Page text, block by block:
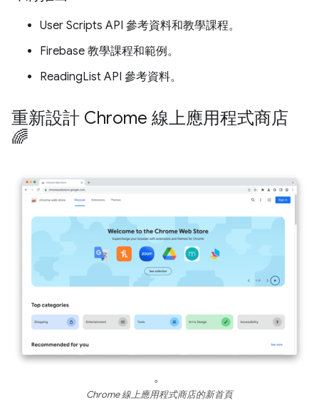
User Scripts API 參考資料和教學課程。
Firebase 教學課程和範例。
ReadingList API 參考資料。
重新設計 Chrome 線上應用程式商店
🌈
。
Chrome 線上應用程式商店的新首頁